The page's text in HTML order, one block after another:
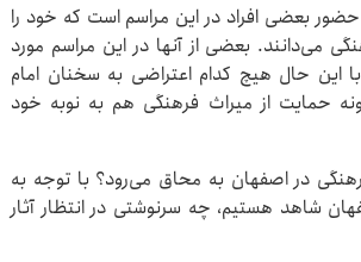
بعضی افراد در این مراسم است که خود را
می‌دانند. بعضی از آنها در این مراسم مورد
با این حال هیچ کدام اعتراضی به سخنان امام
حمایت از میراث فرهنگی هم به نوبه خود
در اصفهان به محاق می‌رود؟ با توجه به
شاهد هستیم، چه سرنوشتی در انتظار آثار